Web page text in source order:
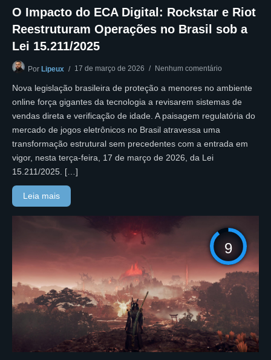
O Impacto do ECA Digital: Rockstar e Riot
Reestruturam Operações no Brasil sob a
Lei 15.211/2025
Por Lipeux 17 de março de 2026 Nenhum comentário
Nova legislação brasileira de proteção a menores no ambiente
online força gigantes da tecnologia a revisarem sistemas de
vendas direta e verificação de idade. A paisagem regulatória do
mercado de jogos eletrônicos no Brasil atravessa uma
transformação estrutural sem precedentes com a entrada em
vigor, nesta terça-feira, 17 de março de 2026, da Lei
15.211/2025. […]
Leia mais
9